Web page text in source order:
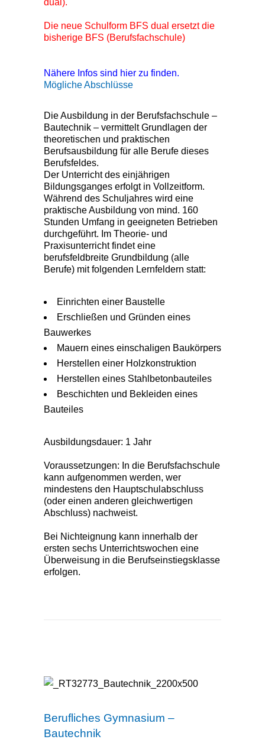
Die neue Schulform BFS dual ersetzt die
bisherige BFS (Berufsfachschule)
Nähere Infos sind hier zu finden.
Mögliche Abschlüsse
Die Ausbildung in der Berufsfachschule –
Bautechnik – vermittelt Grundlagen der
theoretischen und praktischen
Berufsausbildung für alle Berufe dieses
Berufsfeldes.
Der Unterricht des einjährigen
Bildungsganges erfolgt in Vollzeitform.
Während des Schuljahres wird eine
praktische Ausbildung von mind. 160
Stunden Umfang in geeigneten Betrieben
durchgeführt. Im Theorie- und
Praxisunterricht findet eine
berufsfeldbreite Grundbildung (alle
Berufe) mit folgenden Lernfeldern statt:
Einrichten einer Baustelle
Erschließen und Gründen eines
Bauwerkes
Mauern eines einschaligen Baukörpers
Herstellen einer Holzkonstruktion
Herstellen eines Stahlbetonbauteiles
Beschichten und Bekleiden eines
Bauteiles
Ausbildungsdauer: 1 Jahr
Voraussetzungen: In die Berufsfachschule
kann aufgenommen werden, wer
mindestens den Hauptschulabschluss
(oder einen anderen gleichwertigen
Abschluss) nachweist.
Bei Nichteignung kann innerhalb der
ersten sechs Unterrichtswochen eine
Überweisung in die Berufseinstiegsklasse
erfolgen.
Berufliches Gymnasium –
Bautechnik